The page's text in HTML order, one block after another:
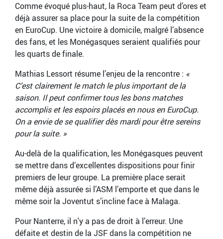
Comme évoqué plus-haut, la Roca Team peut d’ores et
déjà assurer sa place pour la suite de la compétition
en EuroCup. Une victoire à domicile, malgré l’absence
des fans, et les Monégasques seraient qualifiés pour
les quarts de finale.
Mathias Lessort résume l’enjeu de la rencontre : «
C’est clairement le match le plus important de la
saison. Il peut confirmer tous les bons matches
accomplis et les espoirs placés en nous en EuroCup.
On a envie de se qualifier dès mardi pour être sereins
pour la suite. »
Au-delà de la qualification, les Monégasques peuvent
se mettre dans d’excellentes dispositions pour finir
premiers de leur groupe. La première place serait
même déjà assurée si l’ASM l’emporte et que dans le
même soir la Joventut s’incline face à Malaga.
Pour Nanterre, il n'y a pas de droit à l’erreur. Une
défaite et destin de la JSF dans la compétition ne